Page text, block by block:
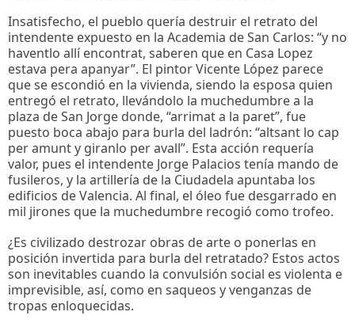
Insatisfecho, el pueblo quería destruir el retrato del
intendente expuesto en la Academia de San Carlos: “y no
haventlo allí encontrat, saberen que en Casa Lopez
estava pera apanyar”. El pintor Vicente López parece
que se escondió en la vivienda, siendo la esposa quien
entregó el retrato, llevándolo la muchedumbre a la
plaza de San Jorge donde, “arrimat a la paret”, fue
puesto boca abajo para burla del ladrón: “altsant lo cap
per amunt y giranlo per avall”. Esta acción requería
valor, pues el intendente Jorge Palacios tenía mando de
fusileros, y la artillería de la Ciudadela apuntaba los
edificios de Valencia. Al final, el óleo fue desgarrado en
mil jirones que la muchedumbre recogió como trofeo.
¿Es civilizado destrozar obras de arte o ponerlas en
posición invertida para burla del retratado? Estos actos
son inevitables cuando la convulsión social es violenta e
imprevisible, así, como en saqueos y venganzas de
tropas enloquecidas.